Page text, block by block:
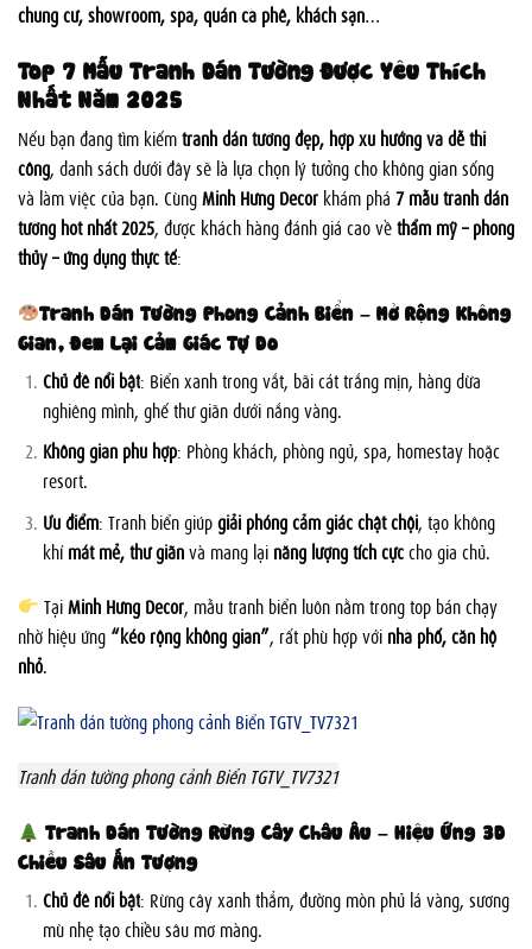
chung cư, showroom, spa, quán cà phê, khách sạn…
Top 7 Mẫu Tranh Dán Tường Được Yêu Thích
Nhất Năm 2025
Nếu bạn đang tìm kiếmtranh dán tường đẹp, hợp xu hướng và dễ thi
công, danh sách dưới đây sẽ là lựa chọn lý tưởng cho không gian sống
và làm việc của bạn. CùngMinh Hưng Decor khám phá 7 mẫu tranh dán
tường hot nhất 2025, được khách hàng đánh giá cao vềthẩm mỹ – phong
thủy – ứng dụng thực tế:
Tranh Dán Tường Phong Cảnh Biển – Mở Rộng Không
Gian, Đem Lại Cảm Giác Tự Do
Chủ đề nổi bật: Biển xanh trong vắt, bãi cát trắng mịn, hàng dừa
nghiêng mình, ghế thư giãn dưới nắng vàng.
Không gian phù hợp: Phòng khách, phòng ngủ, spa, homestay hoặc
resort.
Ưu điểm: Tranh biển giúpgiải phóng cảm giác chật chội, tạo không
khímát mẻ, thư giãnvà mang lại năng lượng tích cựccho gia chủ.
TạiMinh Hưng Decor, mẫu tranh biển luôn nằm trong top bán chạy
nhờ hiệu ứng “kéo rộng không gian”, rất phù hợp với nhà phố, căn hộ
nhỏ.
Tranh dán tường phong cảnh Biển TGTV_TV7321
Tranh Dán Tường Rừng Cây Châu Âu – Hiệu Ứng 3D
Chiều Sâu Ấn Tượng
Chủ đề nổi bật: Rừng cây xanh thẳm, đường mòn phủ lá vàng, sương
mù nhẹ tạo chiều sâu mơ màng.